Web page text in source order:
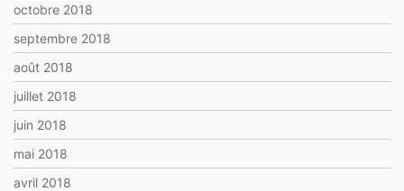
octobre 2018
septembre 2018
août 2018
juillet 2018
juin 2018
mai 2018
avril 2018